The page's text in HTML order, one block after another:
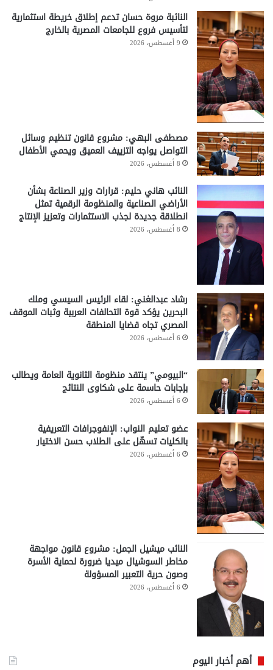
النائبة مروة حسان تدعم إطلاق خريطة استثمارية
لتأسيس فروع للجامعات المصرية بالخارج
9 أغسطس، 2026
مصطفى البهي: مشروع قانون تنظيم وسائل
التواصل يواجه التزييف العميق ويحمي الأطفال
8 أغسطس، 2026
النائب هاني حليم: قرارات وزير الصناعة بشأن
الأراضي الصناعية والمنظومة الرقمية تمثل
انطلاقة جديدة لجذب الاستثمارات وتعزيز الإنتاج
8 أغسطس، 2026
رشاد عبدالغني: لقاء الرئيس السيسي وملك
البحرين يؤكد قوة التحالفات العربية وثبات الموقف
المصري تجاه قضايا المنطقة
6 أغسطس، 2026
“البيومي” ينتقد منظومة الثانوية العامة ويطالب
بإجابات حاسمة على شكاوى النتائج
6 أغسطس، 2026
عضو تعليم النواب: الإنفوجرافات التعريفية
بالكليات تسهّل على الطلاب حسن الاختيار
6 أغسطس، 2026
النائب ميشيل الجمل: مشروع قانون مواجهة
مخاطر السوشيال ميديا ضرورة لحماية الأسرة
وصون حرية التعبير المسؤولة
6 أغسطس، 2026
أهم أخبار اليوم